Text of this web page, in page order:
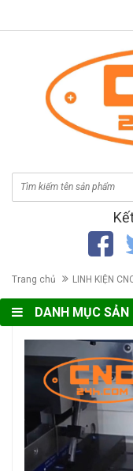
Trang chủ LINH KIỆN
DANH MỤC SẢN